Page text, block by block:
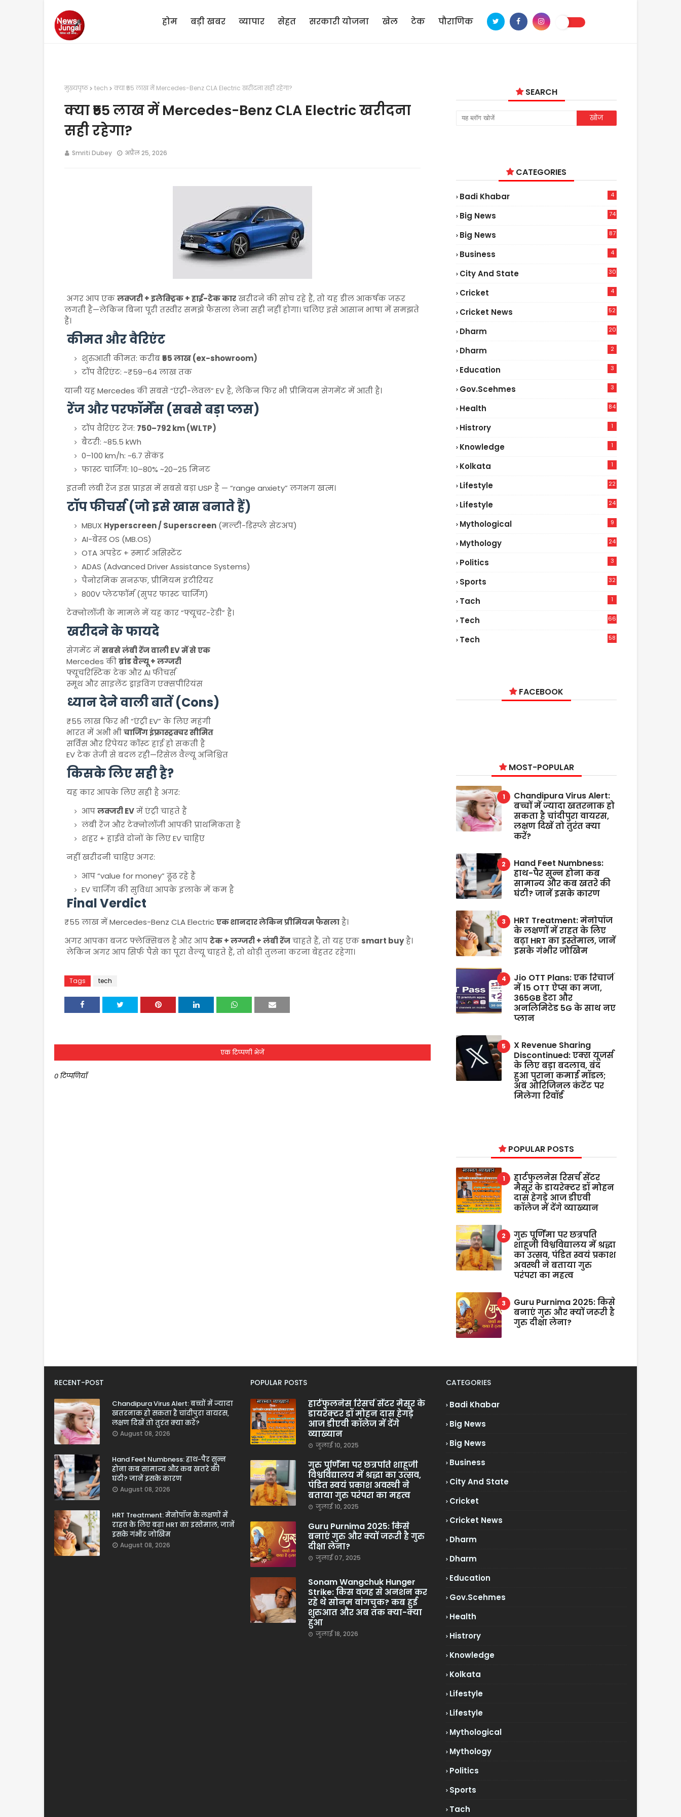
होम बड़ी खबर व्यापार सेहत सरकारी योजना खेल टेक पौराणिक
मुख्यपृष्ठ tech क्या ₹55 लाख में Mercedes-Benz CLA Electric खरीदना सही रहेगा?
क्या ₹55 लाख में Mercedes-Benz CLA Electric खरीदना
सही रहेगा?
Smriti Dubey अप्रैल 25, 2026
अगर आप एकलक्जरी + इलेक्ट्रिक + हाई-टेक कारखरीदने की सोच रहे हैं, तो यह डील आकर्षक जरूर
लगती है—लेकिन बिना पूरी तस्वीर समझे फैसला लेना सही नहीं होगा। चलिए इसे आसान भाषा में समझते
हैं।
कीमत और वैरिएंट
शुरुआती कीमत: करीब₹55 लाख (ex-showroom)
टॉप वैरिएंट: ~₹59–64 लाख तक
यानी यह Mercedes की सबसे “एंट्री-लेवल” EV है, लेकिन फिर भी प्रीमियम सेगमेंट में आती है।
रेंज और परफॉर्मेंस (सबसे बड़ा प्लस)
टॉप वैरिएंट रेंज: 750–792 km (WLTP)
बैटरी: ~85.5 kWh
0–100 km/h: ~6.7 सेकंड
फास्ट चार्जिंग: 10–80% ~20–25 मिनट
इतनी लंबी रेंज इस प्राइस में सबसे बड़ा USP है — “range anxiety” लगभग खत्म।
टॉप फीचर्स (जो इसे खास बनाते हैं)
MBUX Hyperscreen / Superscreen (मल्टी-डिस्प्ले सेटअप)
AI-बेस्ड OS (MB.OS)
OTA अपडेट + स्मार्ट असिस्टेंट
ADAS (Advanced Driver Assistance Systems)
पैनोरमिक सनरूफ, प्रीमियम इंटीरियर
800V प्लेटफॉर्म (सुपर फास्ट चार्जिंग)
टेक्नोलॉजी के मामले में यह कार “फ्यूचर-रेडी” है।
खरीदने के फायदे
सेगमेंट मेंसबसे लंबी रेंज वाली EV में से एक
Mercedes कीब्रांड वैल्यू + लग्जरी
फ्यूचरिस्टिक टेक और AI फीचर्स
स्मूथ और साइलेंट ड्राइविंग एक्सपीरियंस
ध्यान देने वाली बातें (Cons)
₹55 लाख फिर भी “एंट्री EV” के लिए महंगी
भारत में अभी भीचार्जिंग इंफ्रास्ट्रक्चर सीमित
सर्विस और रिपेयर कॉस्ट हाई हो सकती है
EV टेक तेजी से बदल रही—रिसेल वैल्यू अनिश्चित
किसके लिए सही है?
यह कार आपके लिए सही है अगर:
आपलक्जरी EVमें एंट्री चाहते हैं
लंबी रेंज और टेक्नोलॉजी आपकी प्राथमिकता है
शहर + हाईवे दोनों के लिए EV चाहिए
नहीं खरीदनी चाहिए अगर:
आप “value for money” ढूंढ रहे हैं
EV चार्जिंग की सुविधा आपके इलाके में कम है
Final Verdict
₹55 लाख मेंMercedes-Benz CLA Electricएक शानदार लेकिन प्रीमियम फैसलाहै।
अगर आपका बजट फ्लेक्सिबल है और आपटेक + लग्जरी + लंबी रेंजचाहते हैं, तो यह एक smart buyहै।
लेकिन अगर आप सिर्फ पैसे का पूरा वैल्यू चाहते हैं, तो थोड़ी तुलना करना बेहतर रहेगा।
Tags tech
एक टिप्पणी भेजें
0 टिप्पणियाँ
SEARCH
CATEGORIES
Badi Khabar 4
Big News
74
Big News
87
Business 4
City And State 30
Cricket 4
Cricket News
52
Dharm 20
Dharm 2
Education 3
Gov.scehmes 3
Health
84
Histrory 1
Knowledge 1
Kolkata 1
Lifestyle
22
Lifestyle
24
Mythological 9
Mythology 24
Politics 3
Sports 32
Tach 1
Tech
66
Tech
58
FACEBOOK
MOST-POPULAR
Chandipura Virus Alert:
बच्चों में ज्यादा खतरनाक हो
सकता है चांदीपुरा वायरस,
लक्षण दिखें तो तुरंत क्या
करें?
Hand Feet Numbness:
हाथ-पैर सुन्न होना कब
सामान्य और कब खतरे की
घंटी? जानें इसके कारण
HRT Treatment: मेनोपॉज
के लक्षणों में राहत के लिए
बढ़ा HRT का इस्तेमाल, जानें
इसके गंभीर जोखिम
Jio OTT Plans: एक रिचार्ज
में 15 OTT ऐप्स का मजा,
365GB डेटा और
अनलिमिटेड 5G के साथ नए
प्लान
X Revenue Sharing
Discontinued: एक्स यूजर्स
के लिए बड़ा बदलाव, बंद
हुआ पुराना कमाई मॉडल;
अब ओरिजिनल कंटेंट पर
मिलेगा रिवॉर्ड
POPULAR POSTS
हार्टफुलनेस रिसर्च सेंटर
मैसूर के डायरेक्टर डॉ मोहन
दास हेगड़े आज डीएवी
कॉलेज में देंगे व्याख्यान
गुरु पूर्णिमा पर छत्रपति
शाहूजी विश्वविद्यालय में श्रद्धा
का उत्सव, पंडित स्वयं प्रकाश
अवस्थी ने बताया गुरु
परंपरा का महत्व
Guru Purnima 2025: किसे
बनाएं गुरु और क्यों जरूरी है
गुरु दीक्षा लेना?
RECENT-POST
Chandipura Virus Alert: बच्चों में ज्यादा
खतरनाक हो सकता है चांदीपुरा वायरस,
लक्षण दिखें तो तुरंत क्या करें?
August 08, 2026
Hand Feet Numbness: हाथ-पैर सुन्न
होना कब सामान्य और कब खतरे की
घंटी? जानें इसके कारण
August 08, 2026
HRT Treatment: मेनोपॉज के लक्षणों में
राहत के लिए बढ़ा HRT का इस्तेमाल, जानें
इसके गंभीर जोखिम
August 08, 2026
POPULAR POSTS
हार्टफुलनेस रिसर्च सेंटर मैसूर के
डायरेक्टर डॉ मोहन दास हेगड़े
आज डीएवी कॉलेज में देंगे
व्याख्यान
जुलाई 10, 2025
गुरु पूर्णिमा पर छत्रपति शाहूजी
विश्वविद्यालय में श्रद्धा का उत्सव,
पंडित स्वयं प्रकाश अवस्थी ने
बताया गुरु परंपरा का महत्व
जुलाई 10, 2025
Guru Purnima 2025: किसे
बनाएं गुरु और क्यों जरूरी है गुरु
दीक्षा लेना?
जुलाई 07, 2025
Sonam Wangchuk Hunger
Strike: किस वजह से अनशन कर
रहे थे सोनम वांगचुक? कब हुई
शुरुआत और अब तक क्या-क्या
हुआ
जुलाई 18, 2026
CATEGORIES
Badi Khabar
Big News
Big News
Business
City And State
Cricket
Cricket News
Dharm
Dharm
Education
Gov.scehmes
Health
Histrory
Knowledge
Kolkata
Lifestyle
Lifestyle
Mythological
Mythology
Politics
Sports
Tach